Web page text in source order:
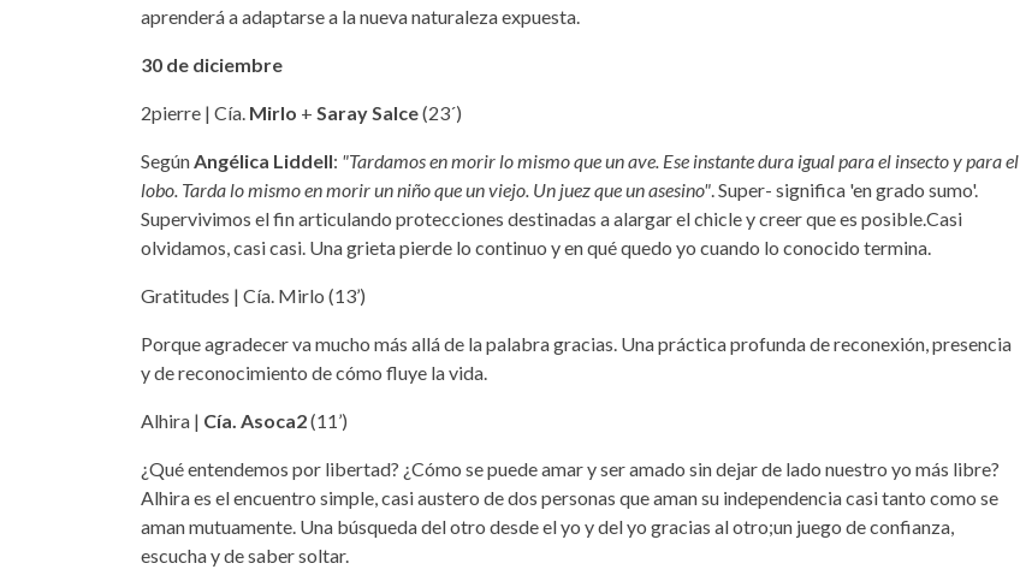
aprenderá a adaptarse a la nueva naturaleza expuesta.
30 de diciembre
2pierre | Cía. Mirlo + Saray Salce(23´)
Según Angélica Liddell: "Tardamos en morir lo mismo que un ave. Ese instante dura igual para el insecto y para el
lobo. Tarda lo mismo en morir un niño que un viejo. Un juez que un asesino" . Super- significa 'en grado sumo'.
Supervivimos el fin articulando protecciones destinadas a alargar el chicle y creer que es posible.Casi
olvidamos, casi casi. Una grieta pierde lo continuo y en qué quedo yo cuando lo conocido termina.
Gratitudes | Cía. Mirlo (13’)
Porque agradecer va mucho más allá de la palabra gracias. Una práctica profunda de reconexión, presencia
y de reconocimiento de cómo fluye la vida.
Alhira | Cía. Asoca2(11’)
¿Qué entendemos por libertad? ¿Cómo se puede amar y ser amado sin dejar de lado nuestro yo más libre?
Alhira es el encuentro simple, casi austero de dos personas que aman su independencia casi tanto como se
aman mutuamente. Una búsqueda del otro desde el yo y del yo gracias al otro;un juego de confianza,
escucha y de saber soltar.